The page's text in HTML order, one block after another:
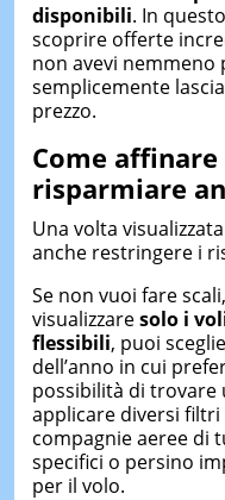
disponibili. In
scoprire offerte
non avevi nemmeno
semplicemente
prezzo.
Come affinare
risparmiare
Una volta
anche restringere i
Se non vuoi fare
visualizzaresolo i
flessibili, puoi
dell’anno in cui
possibilità di trovare
applicare diversi filtri
compagnie aeree di
specifici o persino
per il volo.